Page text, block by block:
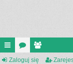
ię or ży
Zaloguj się